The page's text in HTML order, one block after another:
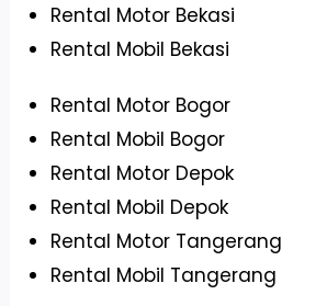
Rental Motor Bekasi
Rental Mobil Bekasi
Rental Motor Bogor
Rental Mobil Bogor
Rental Motor Depok
Rental Mobil Depok
Rental Motor Tangerang
Rental Mobil Tangerang